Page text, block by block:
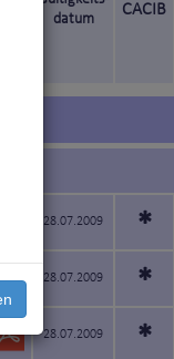
datum
CACIB
28.07.2009 *
28.07.2009 *
28.07.2009 *